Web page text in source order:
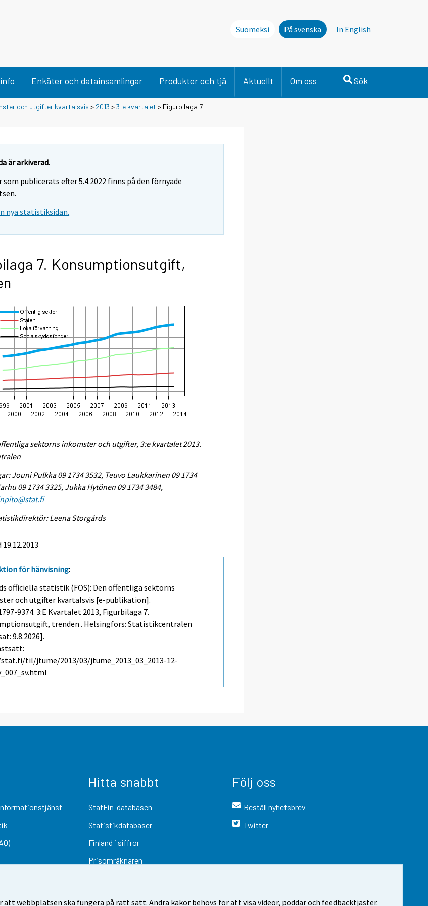
att webbplatsen ska fungera på rätt sätt. Andra kakor behövs för att visa videor, poddar och feedbacktjäster.
Suomeksi På svenska In English
Enkäter och datainsamlingar Produkter och tjä Aktuellt Om oss Sök
och utgifter kvartalsvis > 2013 >3:e kvartalet > Figurbilaga 7.
är arkiverad.
som publicerats efter 5.4.2022 finns på den förnyade
nya statistiksidan.
7. Konsumptionsutgift,
sektorns inkomster och utgifter, 3:e kvartalet 2013.
Jouni Pulkka 09 1734 3532, Teuvo Laukkarinen 09 1734
09 1734 3325, Jukka Hytönen 09 1734 3484,
Leena Storgårds
för hänvisning:
officiella statistik (FOS): Den offentliga sektorns
och utgifter kvartalsvis [e-publikation].
9374.3:e Kvartalet 2013, Figurbilaga 7.
trenden . Helsingfors: Statistikcentralen
9.8.2026].
til/jtume/2013/03/jtume_2013_03_2013-12-
Hitta snabbt
StatFin-databasen
Statistikdatabaser
Finland i siffror
Prisomräknaren
Följ oss
Beställ nyhetsbrev
Twitter